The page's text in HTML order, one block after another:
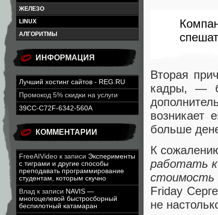
ЖЕЛЕЗО
LINUX
АЛГОРИТМЫ
ИНФОРМАЦИЯ
Лучший хостинг сайтов - REG.RU
Промокод 5% скидки на услуги
39CC-C72F-6342-560A
КОММЕНТАРИИ
FreeAIVideo к записи Эксперименты
с тиграми и другие способы
преподавать программирование
студентам, которым скучно
Влад к записи NAVIS —
многоцелевой быстросборный
беспилотный катамаран
Вторая
кадры, —
возникает
больше
К
работать
Friday
не